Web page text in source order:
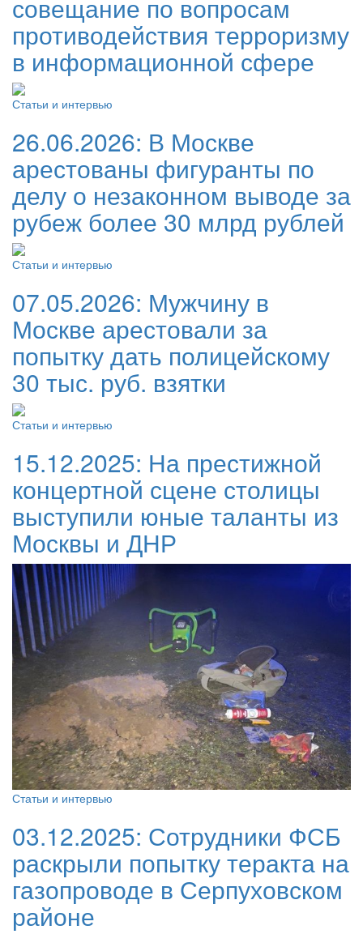
совещание по вопросам
противодействия терроризму
в информационной сфере
Статьи и интервью
26.06.2026: В Москве
арестованы фигуранты по
делу о незаконном выводе за
рубеж более 30 млрд рублей
Статьи и интервью
07.05.2026: Мужчину в
Москве арестовали за
попытку дать полицейскому
30 тыс. руб. взятки
Статьи и интервью
15.12.2025: На престижной
концертной сцене столицы
выступили юные таланты из
Москвы и ДНР
Статьи и интервью
03.12.2025: Сотрудники ФСБ
раскрыли попытку теракта на
газопроводе в Серпуховском
районе